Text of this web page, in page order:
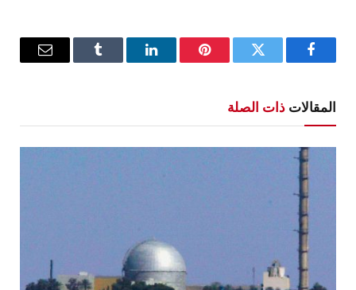
فيسبوك تويتر بينتيريستلينكدإن Tumblr
البريد
المقالات ذات الصلة